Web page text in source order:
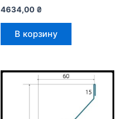
4634,00 ₴
В корзину